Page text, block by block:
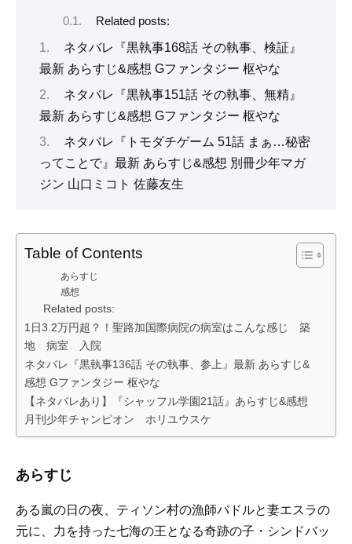
Related posts:
ネタバレ『黒執事168話 その執事、検証』
最新 あらすじ&感想 Gファンタジー 枢やな
ネタバレ『黒執事151話 その執事、無精』
最新 あらすじ&感想 Gファンタジー 枢やな
ネタバレ『トモダチゲーム 51話 まぁ…秘密
ってことで』最新 あらすじ&感想 別冊少年マガ
ジン 山口ミコト 佐藤友生
Table of Contents
あらすじ
感想
Related posts:
1日3.2万円超？！聖路加国際病院の病室はこんな感じ 築
地 病室 入院
ネタバレ『黒執事136話 その執事、参上』最新 あらすじ&
感想 Gファンタジー 枢やな
【ネタバレあり】『シャッフル学園21話』あらすじ&感想
月刊少年チャンピオン ホリユウスケ
あらすじ
ある嵐の日の夜、ティソン村の漁師バドルと妻エスラの
元に、力を持った七海の王となる奇跡の子・シンドバッ